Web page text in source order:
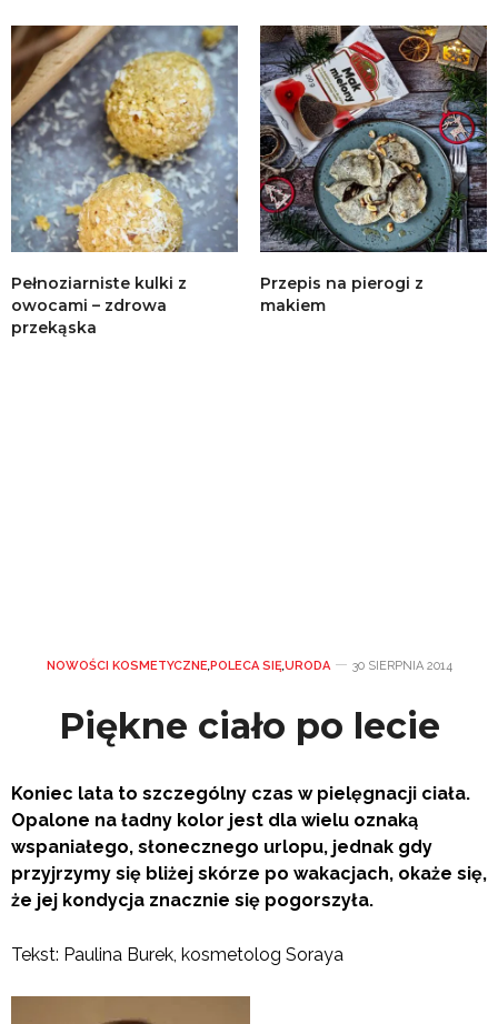
Pełnoziarniste kulki z
owocami – zdrowa
przekąska
Przepis na pierogi z
makiem
NOWOŚCI KOSMETYCZNE,POLECA SIĘ,URODA 30 SIERPNIA 2014
Piękne ciało po lecie
Koniec lata to szczególny czas w pielęgnacji ciała.
Opalone na ładny kolor jest dla wielu oznaką
wspaniałego, słonecznego urlopu, jednak gdy
przyjrzymy się bliżej skórze po wakacjach, okaże się,
że jej kondycja znacznie się pogorszyła.
Tekst: Paulina Burek, kosmetolog Soraya